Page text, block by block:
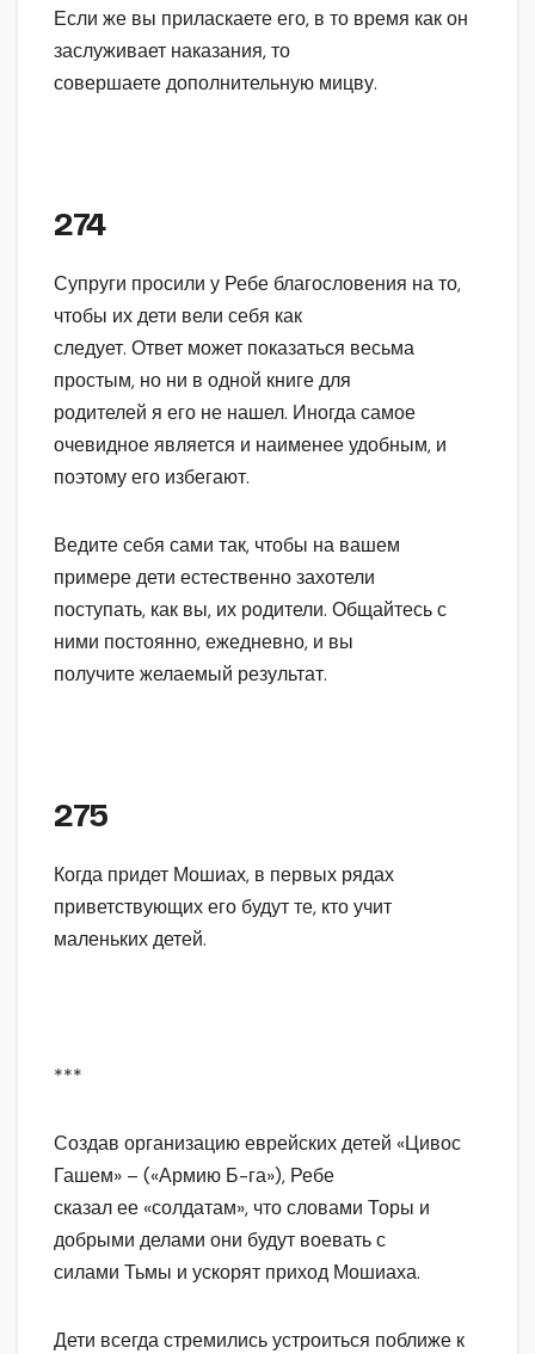
Если же вы приласкаете его, в то время как он
заслуживает наказания, то
совершаете дополнительную мицву.
274
Супруги просили у Ребе благословения на то,
чтобы их дети вели себя как
следует. Ответ может показаться весьма
простым, но ни в одной книге для
родителей я его не нашел. Иногда самое
очевидное является и наименее удобным, и
поэтому его избегают.
Ведите себя сами так, чтобы на вашем
примере дети естественно захотели
поступать, как вы, их родители. Общайтесь с
ними постоянно, ежедневно, и вы
получите желаемый результат.
275
Когда придет Мошиах, в первых рядах
приветствующих его будут те, кто учит
маленьких детей.
***
Создав организацию еврейских детей «Цивос
Гашем» – («Армию Б-га»), Ребе
сказал ее «солдатам», что словами Торы и
добрыми делами они будут воевать с
силами Тьмы и ускорят приход Мошиаха.
Дети всегда стремились устроиться поближе к